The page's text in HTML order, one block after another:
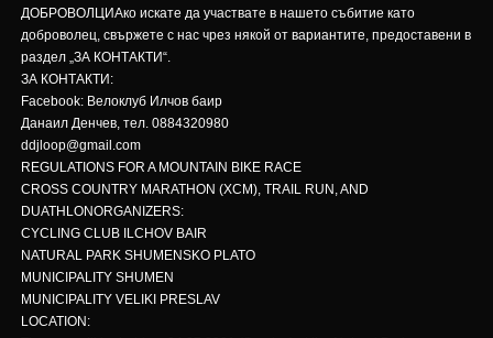
ДОБРОВОЛЦИАко искате да участвате в нашето събитие като
доброволец, свържете с нас чрез някой от вариантите, предоставени в
раздел „ЗА КОНТАКТИ“.
ЗА КОНТАКТИ:
Facebook: Велоклуб Илчов баир
Данаил Денчев, тел. 0884320980
ddjloop@gmail.com
REGULATIONS FOR A MOUNTAIN BIKE RACE
CROSS COUNTRY MARATHON (XCM), TRAIL RUN, AND
DUATHLONORGANIZERS:
CYCLING CLUB ILCHOV BAIR
NATURAL PARK SHUMENSKO PLATO
MUNICIPALITY SHUMEN
MUNICIPALITY VELIKI PRESLAV
LOCATION: